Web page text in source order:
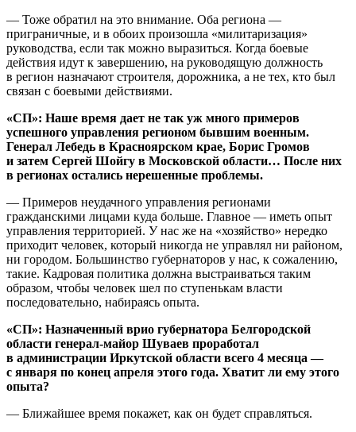
— Тоже обратил на это внимание. Оба региона —
приграничные, и в обоих произошла «милитаризация»
руководства, если так можно выразиться. Когда боевые
действия идут к завершению, на руководящую должность
в регион назначают строителя, дорожника, а не тех, кто был
связан с боевыми действиями.
«СП»: Наше время дает не так уж много примеров
успешного управления регионом бывшим военным.
Генерал Лебедь в Красноярском крае, Борис Громов
и затем Сергей Шойгу в Московской области… После них
в регионах остались нерешенные проблемы.
— Примеров неудачного управления регионами
гражданскими лицами куда больше. Главное — иметь опыт
управления территорией. У нас же на «хозяйство» нередко
приходит человек, который никогда не управлял ни районом,
ни городом. Большинство губернаторов у нас, к сожалению,
такие. Кадровая политика должна выстраиваться таким
образом, чтобы человек шел по ступенькам власти
последовательно, набираясь опыта.
«СП»: Назначенный врио губернатора Белгородской
области генерал-майор Шуваев проработал
в администрации Иркутской области всего 4 месяца —
с января по конец апреля этого года. Хватит ли ему этого
опыта?
— Ближайшее время покажет, как он будет справляться.